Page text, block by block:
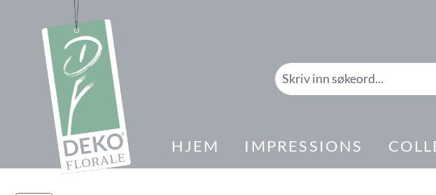
Gå til hovednavigasjon
HJEM IMPRESSIONS